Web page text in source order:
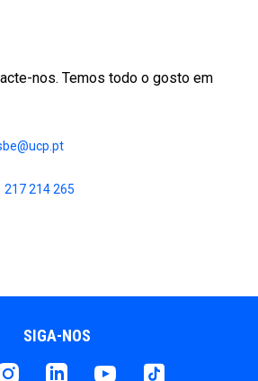
nos. Temos todo o gosto em
217 214 265
SIGA-NOS
LinkedInYoutube Tiktok